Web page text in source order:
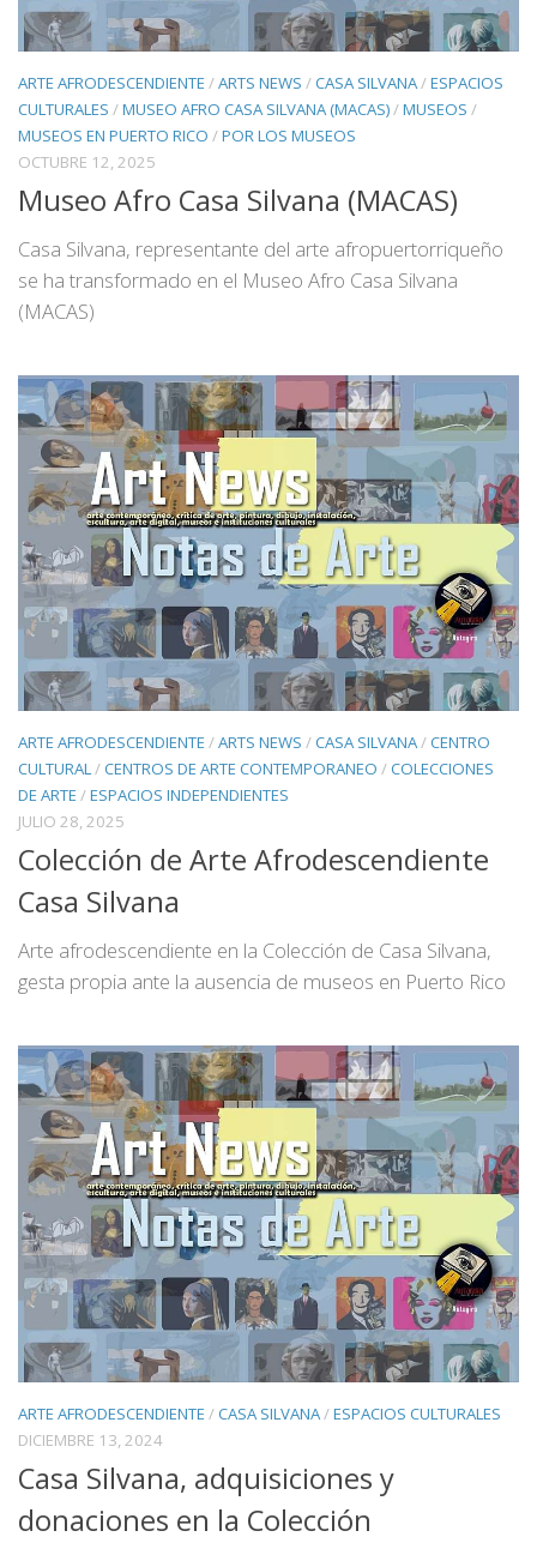
ARTE AFRODESCENDIENTE /ARTS NEWS /CASA SILVANA/ESPACIOS
CULTURALES /MUSEO AFRO CASA SILVANA (MACAS)/MUSEOS /
MUSEOS EN PUERTO RICO /POR LOS MUSEOS
OCTUBRE 12, 2025
Museo Afro Casa Silvana (MACAS)
Casa Silvana, representante del arte afropuertorriqueño
se ha transformado en el Museo Afro Casa Silvana
(MACAS)
ARTE AFRODESCENDIENTE /ARTS NEWS /CASA SILVANA/CENTRO
CULTURAL/CENTROS DE ARTE CONTEMPORANEO /COLECCIONES
DE ARTE /ESPACIOS INDEPENDIENTES
JULIO 28, 2025
Colección de Arte Afrodescendiente
Casa Silvana
Arte afrodescendiente en la Colección de Casa Silvana,
gesta propia ante la ausencia de museos en Puerto Rico
ARTE AFRODESCENDIENTE /CASA SILVANA/ESPACIOS CULTURALES
DICIEMBRE 13, 2024
Casa Silvana, adquisiciones y
donaciones en la Colección